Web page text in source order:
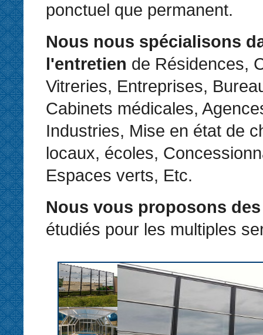
ponctuel que permanent.
Nous nous spécialisons
l'entretien de Résidences,
Vitreries, Entreprises,
Cabinets médicales,
Industries, Mise en état de
locaux, écoles,
Espaces verts, Etc.
Nous vous proposons
étudiés pour les multiples